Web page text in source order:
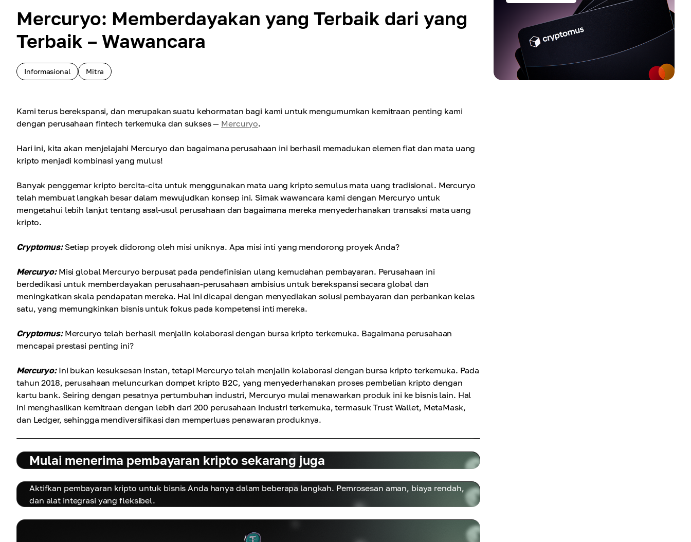
Mercuryo: Memberdayakan yang Terbaik dari yang
Terbaik – Wawancara
Informasional Mitra
Kami terus berekspansi, dan merupakan suatu kehormatan bagi kami untuk mengumumkan kemitraan penting kami
dengan perusahaan fintech terkemuka dan sukses — Mercuryo.
Hari ini, kita akan menjelajahi Mercuryo dan bagaimana perusahaan ini berhasil memadukan elemen fiat dan mata uang
kripto menjadi kombinasi yang mulus!
Banyak penggemar kripto bercita-cita untuk menggunakan mata uang kripto semulus mata uang tradisional. Mercuryo
telah membuat langkah besar dalam mewujudkan konsep ini. Simak wawancara kami dengan Mercuryo untuk
mengetahui lebih lanjut tentang asal-usul perusahaan dan bagaimana mereka menyederhanakan transaksi mata uang
kripto.
Cryptomus:Setiap proyek didorong oleh misi uniknya. Apa misi inti yang mendorong proyek Anda?
Mercuryo:Misi global Mercuryo berpusat pada pendefinisian ulang kemudahan pembayaran. Perusahaan ini
berdedikasi untuk memberdayakan perusahaan-perusahaan ambisius untuk berekspansi secara global dan
meningkatkan skala pendapatan mereka. Hal ini dicapai dengan menyediakan solusi pembayaran dan perbankan kelas
satu, yang memungkinkan bisnis untuk fokus pada kompetensi inti mereka.
Cryptomus:Mercuryo telah berhasil menjalin kolaborasi dengan bursa kripto terkemuka. Bagaimana perusahaan
mencapai prestasi penting ini?
Mercuryo:Ini bukan kesuksesan instan, tetapi Mercuryo telah menjalin kolaborasi dengan bursa kripto terkemuka. Pada
tahun 2018, perusahaan meluncurkan dompet kripto B2C, yang menyederhanakan proses pembelian kripto dengan
kartu bank. Seiring dengan pesatnya pertumbuhan industri, Mercuryo mulai menawarkan produk ini ke bisnis lain. Hal
ini menghasilkan kemitraan dengan lebih dari 200 perusahaan industri terkemuka, termasuk Trust Wallet, MetaMask,
dan Ledger, sehingga mendiversifikasi dan memperluas penawaran produknya.
Mulai menerima pembayaran kripto sekarang juga
Aktifkan pembayaran kripto untuk bisnis Anda hanya dalam beberapa langkah. Pemrosesan aman, biaya rendah,
dan alat integrasi yang fleksibel.